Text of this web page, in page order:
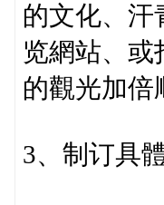
的文化、汗
览網站、或
的觀光加倍
3、制订具